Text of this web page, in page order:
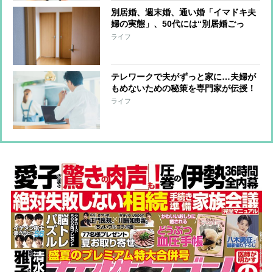
別居婚、週末婚、通い婚「イマドキ夫
婦の実態」、50代には“別居婚ごっ
こ”という選択肢も
ライフ
テレワークで夫がずっと家に…夫婦が
もめないための秘策を専門家が伝授！
ライフ